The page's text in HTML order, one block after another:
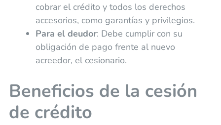
cobrar el crédito y todos los derechos
accesorios, como garantías y privilegios.
Para el deudor: Debe cumplir con su
obligación de pago frente al nuevo
acreedor, el cesionario.
Beneficios de la cesión
de crédito